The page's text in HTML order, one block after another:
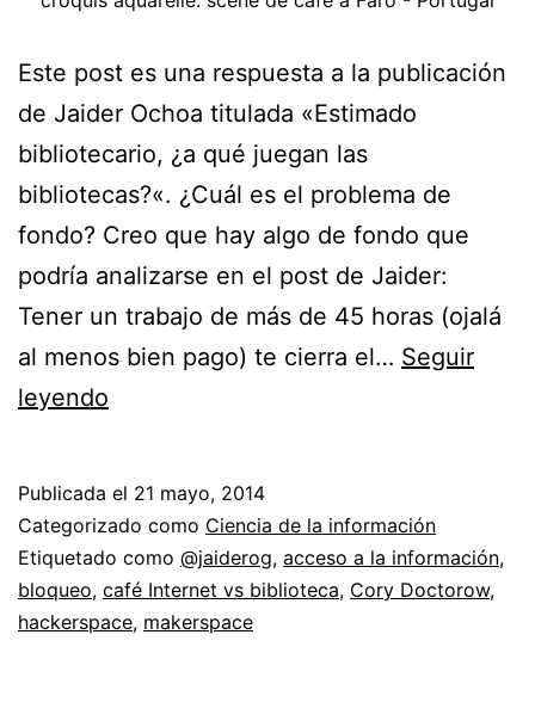
Este post es una respuesta a la publicación
de Jaider Ochoa titulada «Estimado
bibliotecario, ¿a qué juegan las
bibliotecas?«. ¿Cuál es el problema de
fondo? Creo que hay algo de fondo que
podría analizarse en el post de Jaider:
Tener un trabajo de más de 45 horas (ojalá
al menos bien pago) te cierra el… Seguir
leyendo
pregunta
¿A
qué
juegan
Publicada el 21 mayo, 2014
Categorizado como Ciencia de la información
Etiquetado como @jaiderog, acceso a la información,
bloqueo, café Internet vs biblioteca, Cory Doctorow,
hackerspace, makerspace